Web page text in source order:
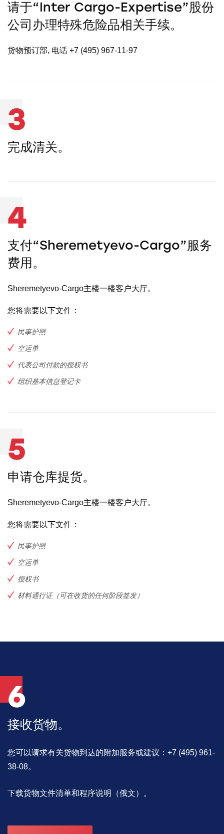
请于“Inter Cargo-Expertise”股份
公司办理特殊危险品相关手续。
货物预订部, 电话 +7 (495) 967-11-97
3
完成清关。
4
支付“Sheremetyevo-Cargo”服务
费用。
Sheremetyevo-Cargo主楼一楼客户大厅。
您将需要以下文件：
民事护照
空运单
代表公司付款的授权书
组织基本信息登记卡
5
申请仓库提货。
Sheremetyevo-Cargo主楼一楼客户大厅。
您将需要以下文件：
民事护照
空运单
授权书
材料通行证（可在收货的任何阶段签发）
6
接收货物。
您可以请求有关货物到达的附加服务或建议：+7 (495) 961-
38-08。
下载货物文件清单和程序说明（俄文）。